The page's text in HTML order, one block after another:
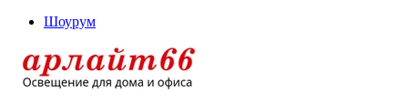
Шоурум